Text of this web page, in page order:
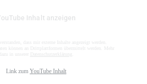
Inhalt anzeigen
dass mir externe Inhalte angezeigt werden.
können an Drittplattformen übermittelt werden. Mehr
Datenschutzerklärung
Link zum YouTube Inhalt